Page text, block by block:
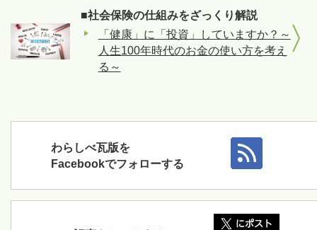
■社会保険の仕組みをざっくり解説
「健康」に「投資」していますか？～
人生100年時代のお金の使い方を考え
る～
わらしべ瓦版を
Facebookでフォローする